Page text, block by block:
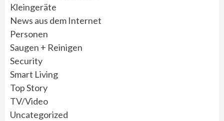
Kleingeräte
News aus dem Internet
Personen
Saugen + Reinigen
Security
Smart Living
Top Story
TV/Video
Uncategorized